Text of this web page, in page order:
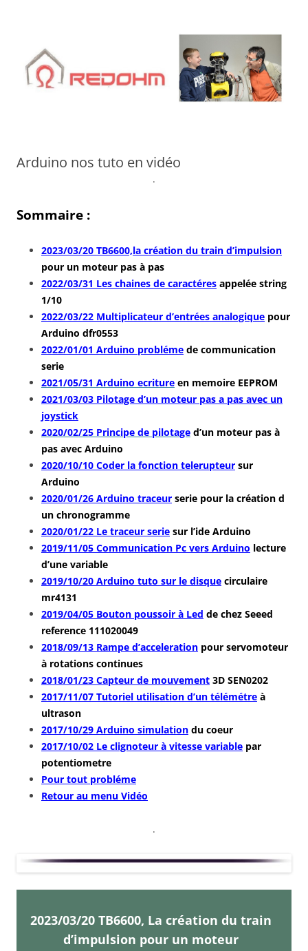
Arduino nos tuto en vidéo
.
Sommaire :
2023/03/20 TB6600,la création du train d’impulsion
pour un moteur pas à pas
2022/03/31 Les chaines de caractéres appelée string
1/10
2022/03/22 Multiplicateur d’entrées analogique pour
Arduino dfr0553
2022/01/01 Arduino probléme de communication
serie
2021/05/31 Arduino ecriture en memoire EEPROM
2021/03/03 Pilotage d’un moteur pas a pas avec un
joystick
2020/02/25 Principe de pilotage d’un moteur pas à
pas avec Arduino
2020/10/10 Coder la fonction telerupteur sur
Arduino
2020/01/26 Arduino traceur serie pour la création d
un chronogramme
2020/01/22 Le traceur serie sur l’ide Arduino
2019/11/05 Communication Pc vers Arduino lecture
d’une variable
2019/10/20 Arduino tuto sur le disque circulaire
mr4131
2019/04/05 Bouton poussoir à Led de chez Seeed
reference 111020049
2018/09/13 Rampe d’acceleration pour servomoteur
à rotations continues
2018/01/23 Capteur de mouvement 3D SEN0202
2017/11/07 Tutoriel utilisation d’un télémétre à
ultrason
2017/10/29 Arduino simulation du coeur
2017/10/02 Le clignoteur à vitesse variable par
potentiometre
Pour tout probléme
Retour au menu Vidéo
.
2023/03/20 TB6600, La création du train
d’impulsion pour un moteur